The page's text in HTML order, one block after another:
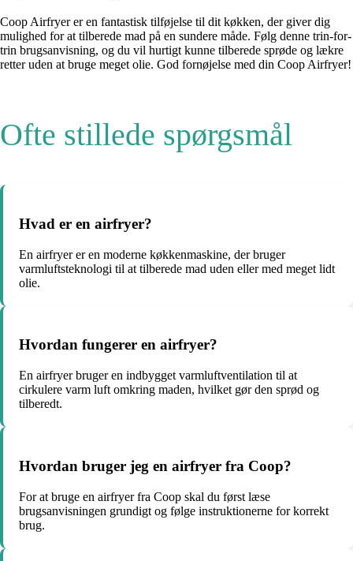
Coop Airfryer er en fantastisk tilføjelse til dit køkken, der giver dig
mulighed for at tilberede mad på en sundere måde. Følg denne trin-for-
trin brugsanvisning, og du vil hurtigt kunne tilberede sprøde og lækre
retter uden at bruge meget olie. God fornøjelse med din Coop Airfryer!
Ofte stillede spørgsmål
Hvad er en airfryer?
En airfryer er en moderne køkkenmaskine, der bruger
varmluftsteknologi til at tilberede mad uden eller med meget lidt
olie.
Hvordan fungerer en airfryer?
En airfryer bruger en indbygget varmluftventilation til at
cirkulere varm luft omkring maden, hvilket gør den sprød og
tilberedt.
Hvordan bruger jeg en airfryer fra Coop?
For at bruge en airfryer fra Coop skal du først læse
brugsanvisningen grundigt og følge instruktionerne for korrekt
brug.